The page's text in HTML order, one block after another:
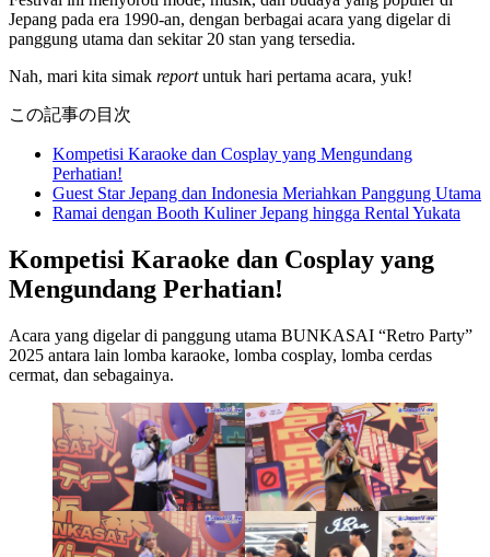
Jepang pada era 1990-an, dengan berbagai acara yang digelar di
panggung utama dan sekitar 20 stan yang tersedia.
Nah, mari kita simak reportuntuk hari pertama acara, yuk!
この記事の目次
Kompetisi Karaoke dan Cosplay yang Mengundang
Perhatian!
Guest Star Jepang dan Indonesia Meriahkan Panggung Utama
Ramai dengan Booth Kuliner Jepang hingga Rental Yukata
Kompetisi Karaoke dan Cosplay yang
Mengundang Perhatian!
Acara yang digelar di panggung utama BUNKASAI “Retro Party”
2025 antara lain lomba karaoke, lomba cosplay, lomba cerdas
cermat, dan sebagainya.